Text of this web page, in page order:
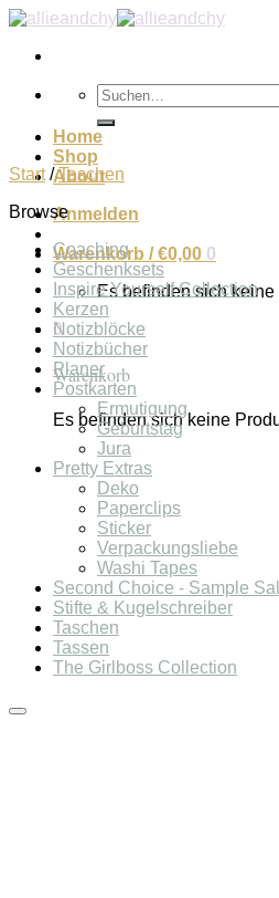
Zum
springen
Suchen
nach:
Home
Shop
About
Anmelden
Warenkorb /€0,00 0
Es befinden sich
0
Warenkorb
Es befinden sich keine
Start / Taschen
Browse
Coaching
Geschenksets
Inspire Yourself Collection
Kerzen
Notizblöcke
Notizbücher
Planer
Postkarten
Ermutigung
Geburtstag
Jura
Pretty Extras
Deko
Paperclips
Sticker
Verpackungsliebe
Washi Tapes
Second Choice - Sample
Stifte & Kugelschreiber
Taschen
Tassen
The Girlboss Collection